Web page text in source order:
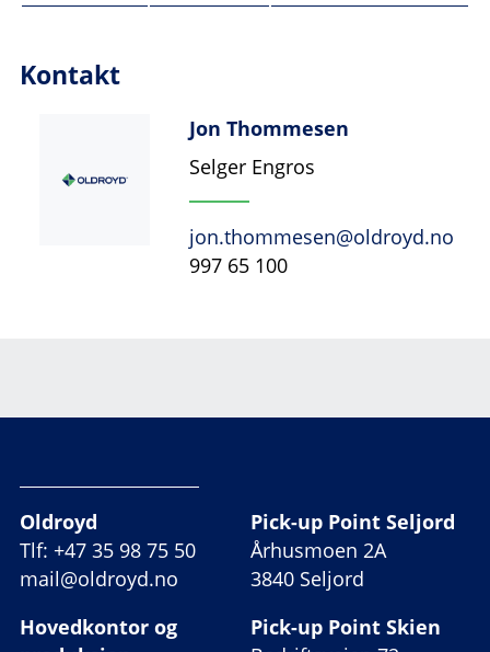
Kontakt
Jon Thommesen
Selger Engros
jon.thommesen@oldroyd.no
997 65 100
Oldroyd
Tlf: +47 35 98 75 50
mail@oldroyd.no
Hovedkontor og
Pick-up Point Seljord
Århusmoen 2A
3840 Seljord
Pick-up Point Skien